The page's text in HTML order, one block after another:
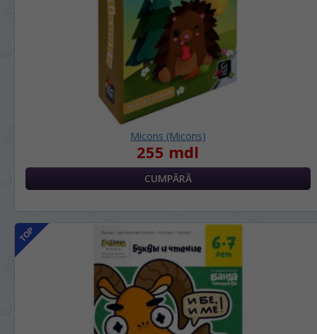
Micons (Micons)
255 mdl